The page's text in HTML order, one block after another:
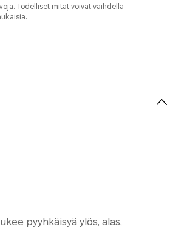
Todelliset mitat voivat vaihdella
pyyhkäisyä ylös, alas,